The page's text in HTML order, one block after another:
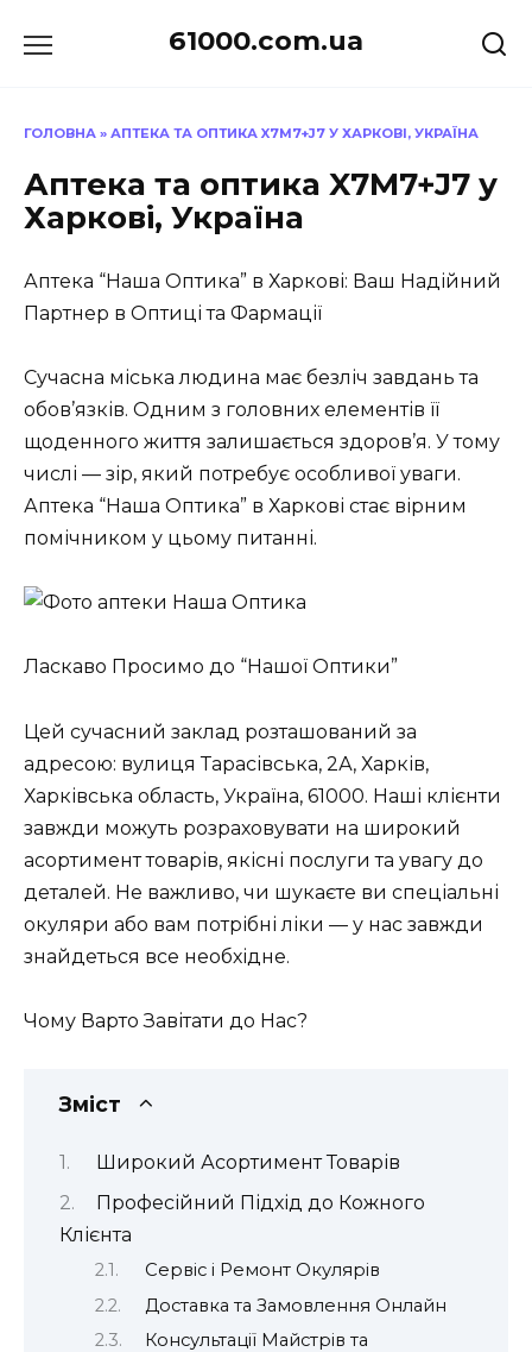
до
61000.com.ua
ГОЛОВНА » АПТЕКА ТА ОПТИКА X7M7+J7 У ХАРКОВІ, УКРАЇНА
Аптека та оптика X7M7+J7 у
Харкові, Україна
Аптека “Наша Оптика” в Харкові: Ваш Надійний
Партнер в Оптиці та Фармації
Сучасна міська людина має безліч завдань та
обов’язків. Одним з головних елементів її
щоденного життя залишається здоров’я. У тому
числі — зір, який потребує особливої уваги.
Аптека “Наша Оптика” в Харкові стає вірним
помічником у цьому питанні.
Ласкаво Просимо до “Нашої Оптики”
Цей сучасний заклад розташований за
адресою: вулиця Тарасівська, 2А, Харків,
Харківська область, Україна, 61000. Наші клієнти
завжди можуть розраховувати на широкий
асортимент товарів, якісні послуги та увагу до
деталей. Не важливо, чи шукаєте ви спеціальні
окуляри або вам потрібні ліки — у нас завжди
знайдеться все необхідне.
Чому Варто Завітати до Нас?
Зміст
Широкий Асортимент Товарів
Професійний Підхід до Кожного
Клієнта
Сервіс і Ремонт Окулярів
Доставка та Замовлення Онлайн
Консультації Майстрів та